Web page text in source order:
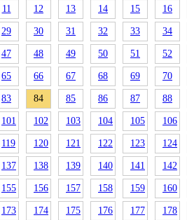
11 12 13 14 15 16
29 30 31 32 33 34
47 48 49 50 51 52
65 66 67 68 69 70
83 84 85 86 87 88
101 102 103 104 105 106
119 120 121 122 123 124
137 138 139 140 141 142
155 156 157 158 159 160
173 174 175 176 177 178